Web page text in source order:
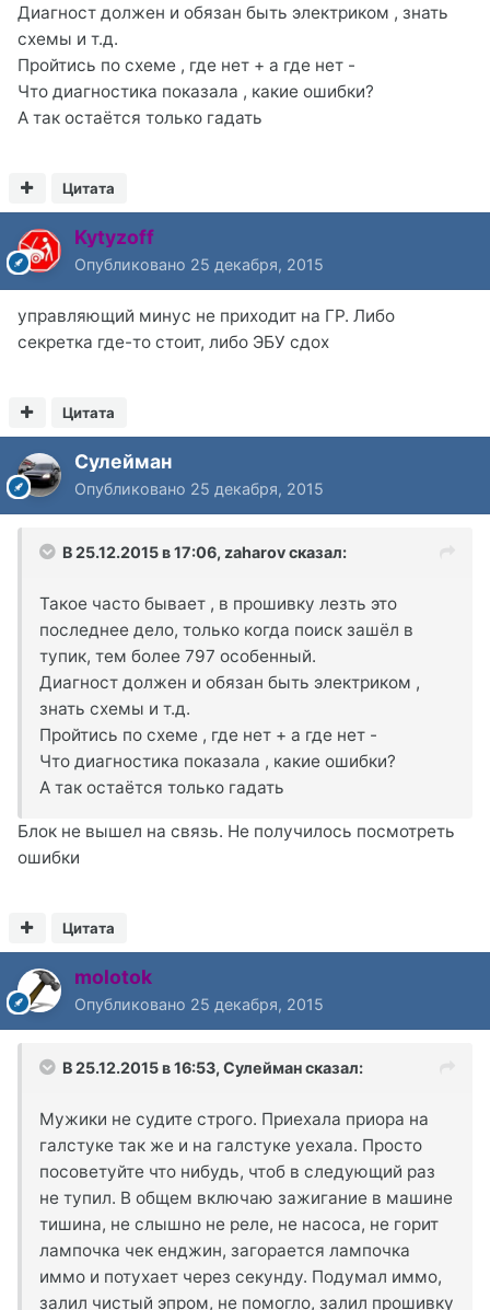
Диагност должен и обязан быть электриком , знать
схемы и т.д.
Пройтись по схеме , где нет + а где нет -
Что диагностика показала , какие ошибки?
А так остаётся только гадать
Цитата
Kytyzoff
Опубликовано 25 декабря, 2015
управляющий минус не приходит на ГР. Либо
секретка где-то стоит, либо ЭБУ сдох
Цитата
Сулейман
Опубликовано 25 декабря, 2015
В 25.12.2015 в 17:06, zaharov сказал:
Такое часто бывает , в прошивку лезть это
последнее дело, только когда поиск зашёл в
тупик, тем более 797 особенный.
Диагност должен и обязан быть электриком ,
знать схемы и т.д.
Пройтись по схеме , где нет + а где нет -
Что диагностика показала , какие ошибки?
А так остаётся только гадать
Блок не вышел на связь. Не получилось посмотреть
ошибки
Цитата
molotok
Опубликовано 25 декабря, 2015
В 25.12.2015 в 16:53, Сулейман сказал:
Мужики не судите строго. Приехала приора на
галстуке так же и на галстуке уехала. Просто
посоветуйте что нибудь, чтоб в следующий раз
не тупил. В общем включаю зажигание в машине
тишина, не слышно не реле, не насоса, не горит
лампочка чек енджин, загорается лампочка
иммо и потухает через секунду. Подумал иммо,
залил чистый эпром, не помогло, залил прошивку